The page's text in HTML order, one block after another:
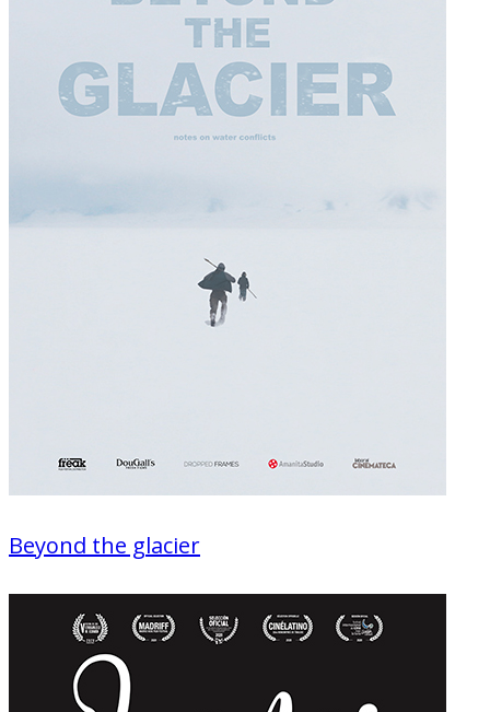
Beyond the glacier
Documentaire